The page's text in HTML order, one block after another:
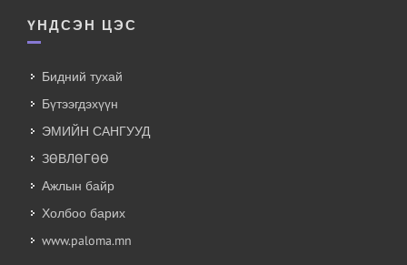
ҮНДСЭН ЦЭС
Бидний тухай
Бүтээгдэхүүн
ЭМИЙН САНГУУД
ЗӨВЛӨГӨӨ
Ажлын байр
Холбоо барих
www.paloma.mn